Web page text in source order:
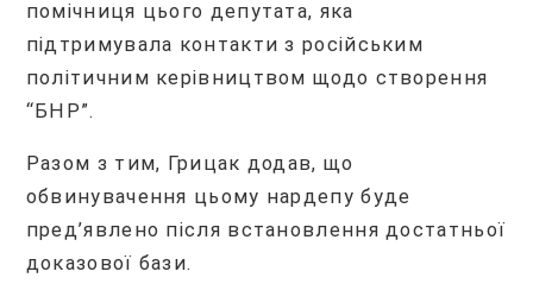
помічниця цього депутата, яка
підтримувала контакти з російським
політичним керівництвом щодо створення
“БНР”.
Разом з тим, Грицак додав, що
обвинувачення цьому нардепу буде
пред’явлено після встановлення достатньої
доказової бази.